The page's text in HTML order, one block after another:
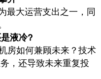
最大运营支出之一，同
液冷?
房如何兼顾未来？技术
，还导致未来重复投